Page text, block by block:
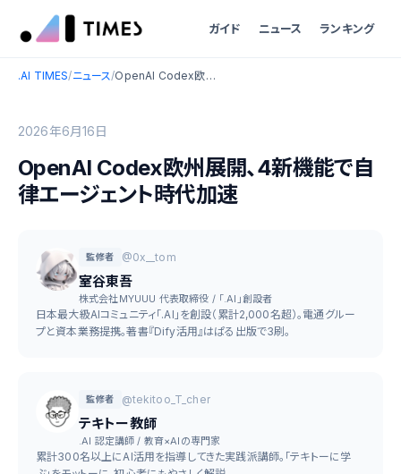
ガイド ニュース ランキング
.AI TIMES/ニュース/ OpenAI Codex欧州展開、4新機能で自律エージェント時代加速
2026年6月16日
OpenAI Codex欧州展開、4新機能で自
律エージェント時代加速
監修者 @0x__tom
室谷東吾
株式会社MYUUU 代表取締役 / 「.AI」創設者
日本最大級AIコミュニティ「.AI」を創設（累計2,000名超）。電通グルー
プと資本業務提携。著書『Dify活用』はぱる出版で3刷。
監修者 @tekitoo_T_cher
テキトー教師
.AI 認定講師 / 教育×AIの専門家
累計300名以上にAI活用を指導してきた実践派講師。「テキトーに学